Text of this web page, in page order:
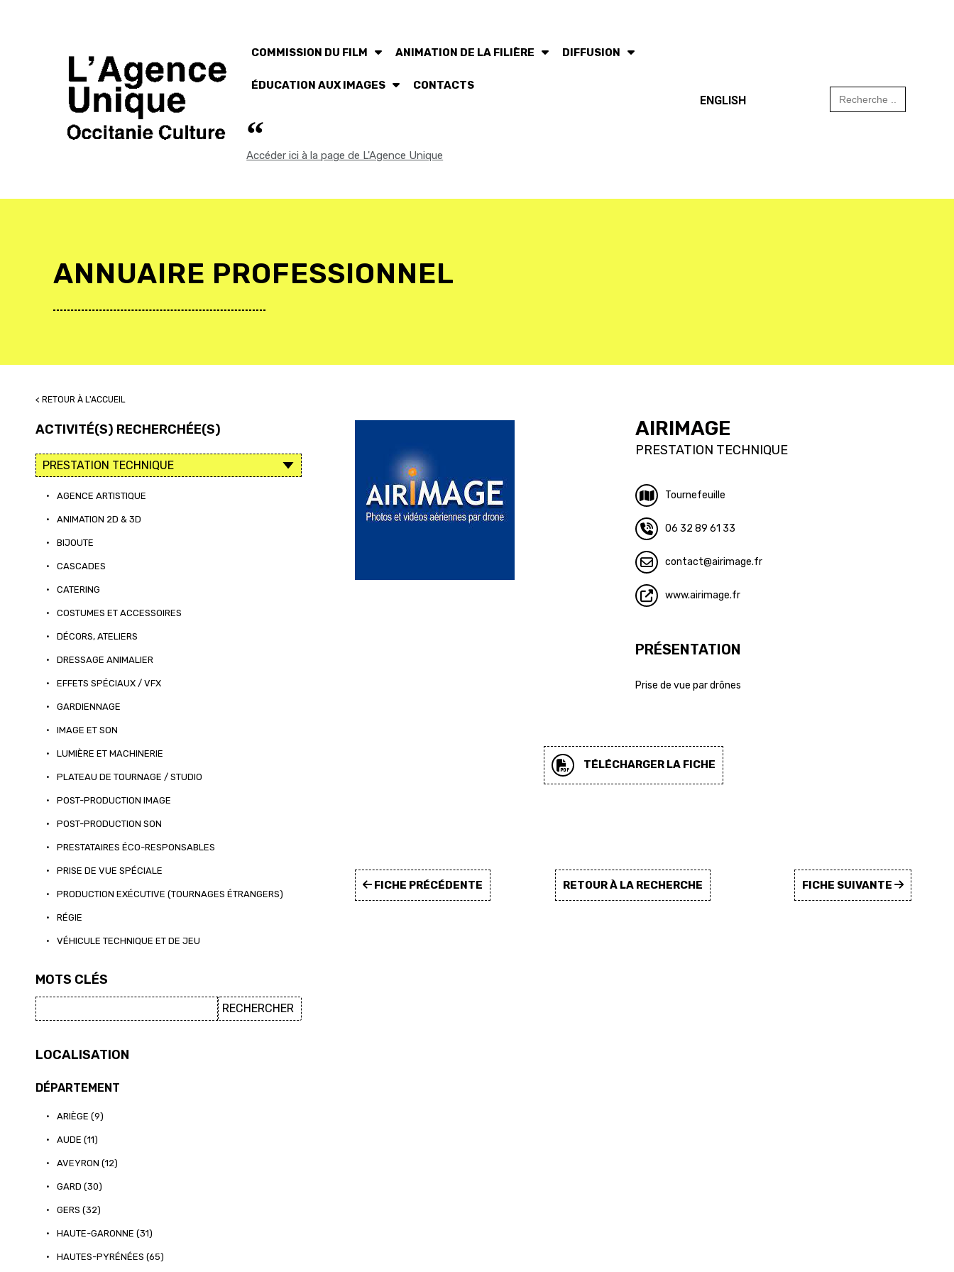
COMMISSION DU FILM ANIMATION DE LA FILIÈRE DIFFUSION
ÉDUCATION AUX IMAGES CONTACTS
Accéder ici à la page de L'Agence Unique
ENGLISH
Search
for:
ANNUAIRE PROFESSIONNEL
< RETOUR À L'ACCUEIL
ACTIVITÉ(S) RECHERCHÉE(S)
• AGENCE ARTISTIQUE
• ANIMATION 2D & 3D
• BIJOUTE
• CASCADES
• CATERING
• COSTUMES ET ACCESSOIRES
• DÉCORS, ATELIERS
• DRESSAGE ANIMALIER
• EFFETS SPÉCIAUX / VFX
• GARDIENNAGE
• IMAGE ET SON
• LUMIÈRE ET MACHINERIE
• PLATEAU DE TOURNAGE / STUDIO
• POST-PRODUCTION IMAGE
• POST-PRODUCTION SON
• PRESTATAIRES ÉCO-RESPONSABLES
• PRISE DE VUE SPÉCIALE
• PRODUCTION EXÉCUTIVE (TOURNAGES ÉTRANGERS)
• RÉGIE
• VÉHICULE TECHNIQUE ET DE JEU
MOTS CLÉS
LOCALISATION
DÉPARTEMENT
• ARIÈGE (9)
• AUDE (11)
• AVEYRON (12)
• GARD (30)
• GERS (32)
• HAUTE-GARONNE (31)
• HAUTES-PYRÉNÉES (65)
AIRIMAGE
PRESTATION TECHNIQUE
Tournefeuille
06 32 89 61 33
contact airimage.fr
www.airimage.fr
PRÉSENTATION
Prise de vue par drônes
TÉLÉCHARGER LA FICHE
FICHE PRÉCÉDENTE RETOUR À LA RECHERCHE FICHE SUIVANTE